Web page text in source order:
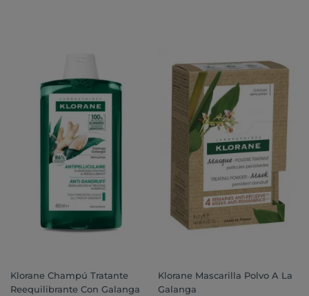
Klorane Champú Tratante
Reequilibrante Con Galanga
Klorane Mascarilla Polvo A La
Galanga